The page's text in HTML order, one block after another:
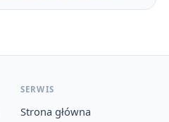
SERWIS
Strona główna